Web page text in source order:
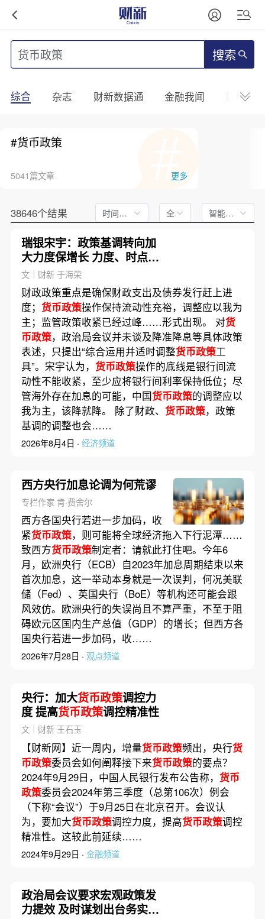
搜索
综合 杂志 财新数据通 金融我闻 财新
#货币政策
5041篇文章 更多
38646个结果 时间不限 全文 智能排序
瑞银宋宇：政策基调转向加
大力度保增长 力度、时点尚
待明确
文｜财新 于海荣
财政政策重点是确保财政支出及债券发行赶上进
度； 货币政策操作保持流动性充裕，调整应以我为
主；监管政策收紧已经过峰……形式出现。 对货
币政策，政治局会议并未谈及降准降息等具体政策
表述，只提出“综合运用并适时调整货币政策工
具”。宋宇认为， 货币政策操作的底线是银行间流
动性不能收紧，至少应将银行间利率保持低位；尽
管海外存在加息的可能，中国货币政策的调整应以
我为主，该降就降。 除了财政、 货币政策，政策
基调的调整也会……
2026年8月4日 · 经济频道
西方央行加息论调为何荒谬
专栏作家 肯·费舍尔
西方各国央行若进一步加码，收
紧货币政策，则可能将全球经济拖入下行泥潭……
致西方货币政策制定者：请就此打住吧。今年6
月，欧洲央行（ECB）自2023年加息周期结束以来
首次加息，这一举动本身就是一次误判，何况美联
储（Fed）、英国央行（BoE）等机构还可能会跟
风效仿。欧洲央行的失误尚且不算严重，不至于阻
碍欧元区国内生产总值（GDP）的增长；但西方各
国央行若进一步加码，收……
2026年7月28日 · 观点频道
央行：加大货币政策调控力
度 提高货币政策调控精准性
文｜财新 王石玉
【财新网】近一周内，增量货币政策频出，央行货
币政策委员会如何阐释接下来货币政策的要点？
2024年9月29日，中国人民银行发布公告称， 货币
政策委员会2024年第三季度（总第106次）例会
（下称“会议”）于9月25日在北京召开。会议认
为，要加大货币政策调控力度，提高货币政策调控
精准性。这较此前延续……
2024年9月29日 · 金融频道
政治局会议要求宏观政策发
力提效 及时谋划出台务实管